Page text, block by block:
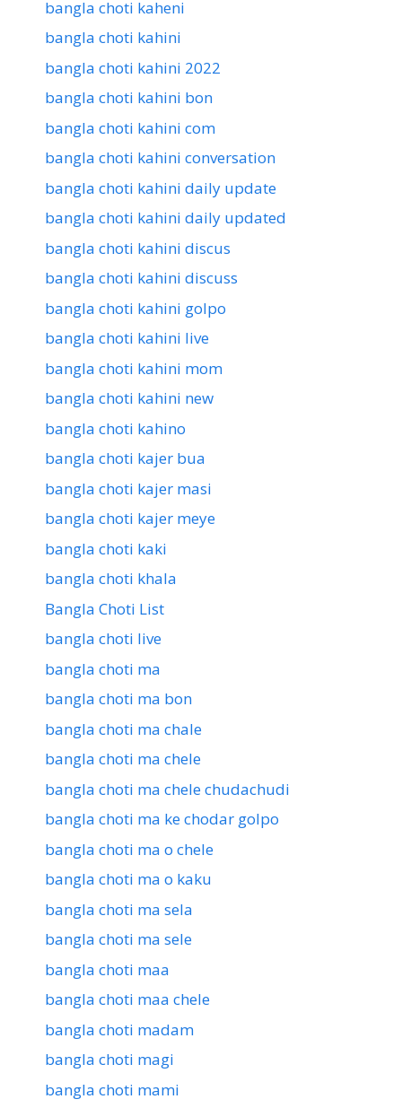
bangla choti kaheni
bangla choti kahini
bangla choti kahini 2022
bangla choti kahini bon
bangla choti kahini com
bangla choti kahini conversation
bangla choti kahini daily update
bangla choti kahini daily updated
bangla choti kahini discus
bangla choti kahini discuss
bangla choti kahini golpo
bangla choti kahini live
bangla choti kahini mom
bangla choti kahini new
bangla choti kahino
bangla choti kajer bua
bangla choti kajer masi
bangla choti kajer meye
bangla choti kaki
bangla choti khala
Bangla Choti List
bangla choti live
bangla choti ma
bangla choti ma bon
bangla choti ma chale
bangla choti ma chele
bangla choti ma chele chudachudi
bangla choti ma ke chodar golpo
bangla choti ma o chele
bangla choti ma o kaku
bangla choti ma sela
bangla choti ma sele
bangla choti maa
bangla choti maa chele
bangla choti madam
bangla choti magi
bangla choti mami